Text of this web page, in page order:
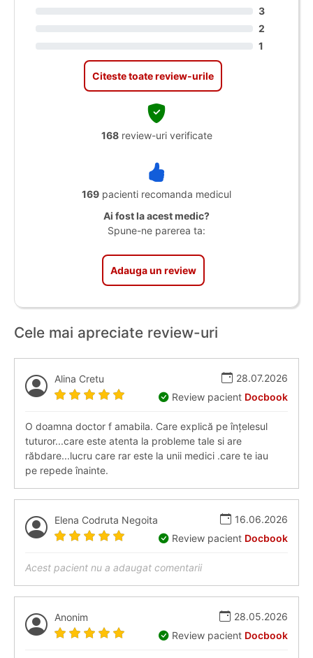
3
2
1
Citeste toate review-urile
168review-uri verificate
169 pacienti recomanda medicul
Ai fost la acest medic?
Spune-ne parerea ta:
Adauga un review
Cele mai apreciate review-uri
Alina Cretu
28.07.2026
Review pacient Docbook
O doamna doctor f amabila. Care explică pe înțelesul
tuturor...care este atenta la probleme tale si are
răbdare...lucru care rar este la unii medici .care te iau
pe repede înainte.
Elena Codruta Negoita
16.06.2026
Review pacient Docbook
Acest pacient nu a adaugat comentarii
Anonim
28.05.2026
Review pacient Docbook